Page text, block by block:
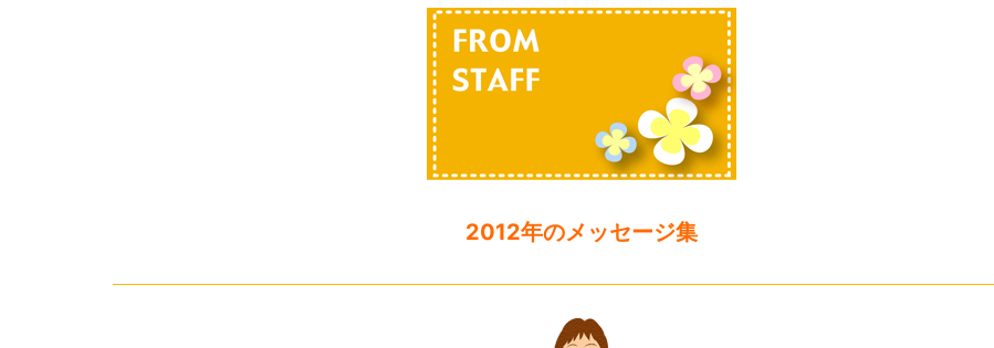
2012年のメッセージ集